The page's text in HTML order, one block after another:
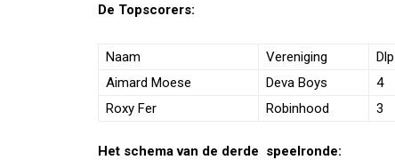
De Topscorers:
Naam Vereniging Dlp
Aimard Moese
Deva Boys 4
Roxy Fer
Robinhood 3
Het schema van de derde speelronde: